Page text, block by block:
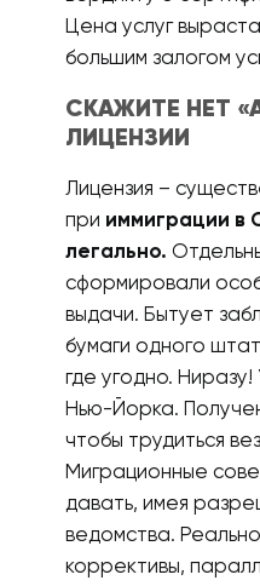
Цена услуг
большим залогом
СКАЖИТЕ НЕТ
ЛИЦЕНЗИИ
Лицензия –
при иммиграции в
легально.
сформировали
выдачи. Бытует
бумаги одного
где угодно.
Нью-Йорка.
чтобы трудиться
Миграционные
давать, имея
ведомства.
коррективы,